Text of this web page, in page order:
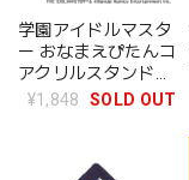
学園アイドルマスタ
ー おなまえぴたんコ
アクリルスタンド
L：花海佑芽
¥1,848 SOLD OUT